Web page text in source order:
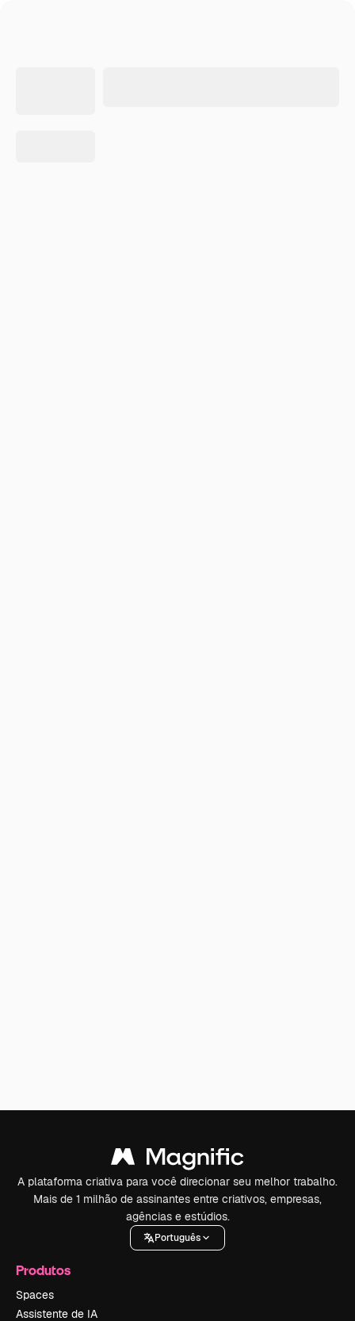
A plataforma criativa para você direcionar seu melhor trabalho.
Mais de 1 milhão de assinantes entre criativos, empresas,
agências e estúdios.
Português
Produtos
Spaces
Assistente de IA